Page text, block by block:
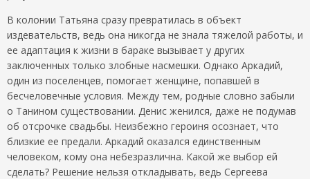
В колонии Татьяна сразу превратилась в объект
издевательств, ведь она никогда не знала тяжелой работы, и
ее адаптация к жизни в бараке вызывает у других
заключенных только злобные насмешки. Однако Аркадий,
один из поселенцев, помогает женщине, попавшей в
бесчеловечные условия. Между тем, родные словно забыли
о Танином существовании. Денис женился, даже не подумав
об отсрочке свадьбы. Неизбежно героиня осознает, что
близкие ее предали. Аркадий оказался единственным
человеком, кому она небезразлична. Какой же выбор ей
сделать? Решение нельзя откладывать, ведь Сергеева